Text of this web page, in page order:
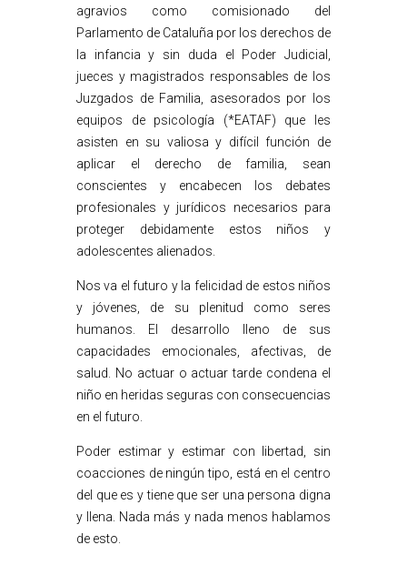
agravios como comisionado del
Parlamento de Cataluña por los derechos de
la infancia y sin duda el Poder Judicial,
jueces y magistrados responsables de los
Juzgados de Familia, asesorados por los
equipos de psicología (*EATAF) que les
asisten en su valiosa y difícil función de
aplicar el derecho de familia, sean
conscientes y encabecen los debates
profesionales y jurídicos necesarios para
proteger debidamente estos niños y
adolescentes alienados.
Nos va el futuro y la felicidad de estos niños
y jóvenes, de su plenitud como seres
humanos. El desarrollo lleno de sus
capacidades emocionales, afectivas, de
salud. No actuar o actuar tarde condena el
niño en heridas seguras con consecuencias
en el futuro.
Poder estimar y estimar con libertad, sin
coacciones de ningún tipo, está en el centro
del que es y tiene que ser una persona digna
y llena. Nada más y nada menos hablamos
de esto.